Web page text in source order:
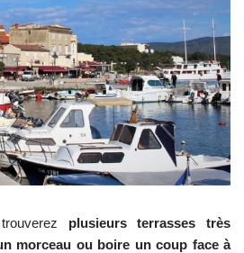
plusieurs terrasses très
morceau ou boire un coup face à